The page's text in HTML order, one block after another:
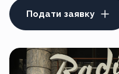
Подати заявку